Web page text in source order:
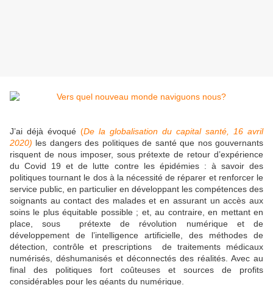
J’ai déjà évoqué (De la globalisation du capital santé, 16 avril
2020) les dangers des politiques de santé que nos gouvernants
risquent de nous imposer, sous prétexte de retour d’expérience
du Covid 19 et de lutte contre les épidémies : à savoir des
politiques tournant le dos à la nécessité de réparer et renforcer le
service public, en particulier en développant les compétences des
soignants au contact des malades et en assurant un accès aux
soins le plus équitable possible ; et, au contraire, en mettant en
place, sous prétexte de révolution numérique et de
développement de l’intelligence artificielle, des méthodes de
détection, contrôle et prescriptions de traitements médicaux
numérisés, déshumanisés et déconnectés des réalités. Avec au
final des politiques fort coûteuses et sources de profits
considérables pour les géants du numérique.